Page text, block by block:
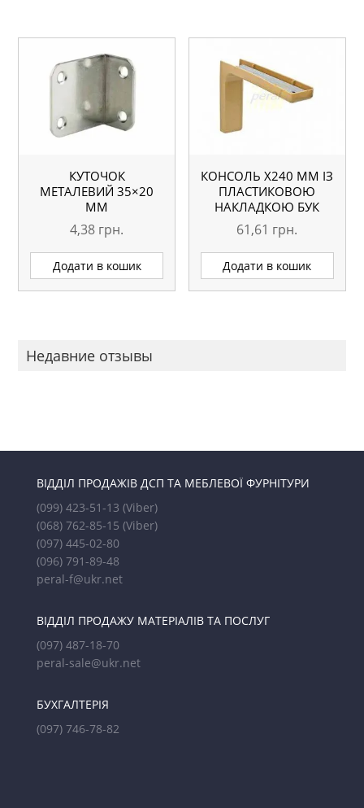
КУТОЧОК
МЕТАЛЕВИЙ 35×20
ММ
4,38 грн.
Додати в кошик
КОНСОЛЬ Х240 ММ ІЗ
ПЛАСТИКОВОЮ
НАКЛАДКОЮ БУК
61,61 грн.
Додати в кошик
Недавние отзывы
ВІДДІЛ ПРОДАЖІВ ДСП ТА МЕБЛЕВОЇ ФУРНІТУРИ
(099) 423-51-13 (Viber)
(068) 762-85-15 (Viber)
(097) 445-02-80
(096) 791-89-48
peral-f@ukr.net
ВІДДІЛ ПРОДАЖУ МАТЕРІАЛІВ ТА ПОСЛУГ
(097) 487-18-70
peral-sale@ukr.net
БУХГАЛТЕРІЯ
(097) 746-78-82